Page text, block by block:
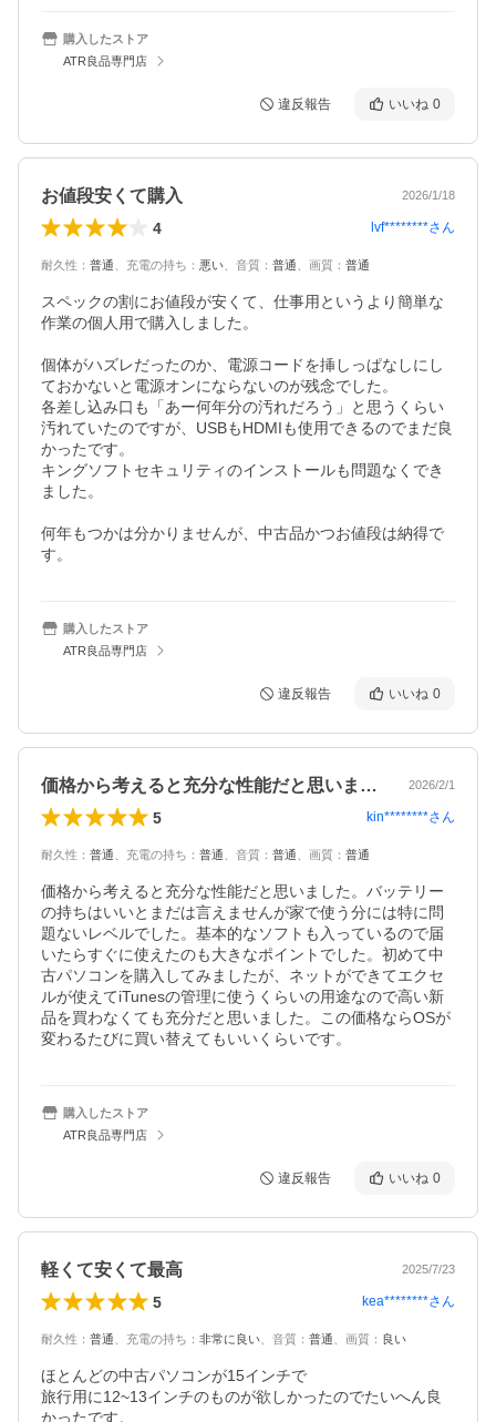
購入したストア
ATR良品専門店
違反報告 いいね 0
お値段安くて購入 2026/1/18
4 lvf********さん
耐久性 ： 普通 充電の持ち ： 悪い 音質 ： 普通 画質 ： 普通
スペックの割にお値段が安くて、仕事用というより簡単な
作業の個人用で購入しました。
個体がハズレだったのか、電源コードを挿しっぱなしにし
ておかないと電源オンにならないのが残念でした。
各差し込み口も「あー何年分の汚れだろう」と思うくらい
汚れていたのですが、USBもHDMIも使用できるのでまだ良
かったです。
キングソフトセキュリティのインストールも問題なくでき
ました。
何年もつかは分かりませんが、中古品かつお値段は納得で
す。
購入したストア
ATR良品専門店
違反報告 いいね 0
価格から考えると充分な性能だと思いまし… 2026/2/1
5 kin********さん
耐久性 ： 普通 充電の持ち ： 普通 音質 ： 普通 画質 ： 普通
価格から考えると充分な性能だと思いました。バッテリー
の持ちはいいとまだは言えませんが家で使う分には特に問
題ないレベルでした。基本的なソフトも入っているので届
いたらすぐに使えたのも大きなポイントでした。初めて中
古パソコンを購入してみましたが、ネットができてエクセ
ルが使えてiTunesの管理に使うくらいの用途なので高い新
品を買わなくても充分だと思いました。この価格ならOSが
変わるたびに買い替えてもいいくらいです。
購入したストア
ATR良品専門店
違反報告 いいね 0
軽くて安くて最高 2025/7/23
5 kea********さん
耐久性 ： 普通 充電の持ち ： 非常に良い 音質 ： 普通 画質 ： 良い
ほとんどの中古パソコンが15インチで
旅行用に12~13インチのものが欲しかったのでたいへん良
かったです。